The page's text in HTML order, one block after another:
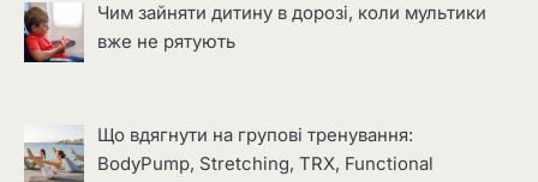
Чим зайняти дитину в дорозі, коли мультики
вже не рятують
Що вдягнути на групові тренування:
BodyPump, Stretching, TRX, Functional